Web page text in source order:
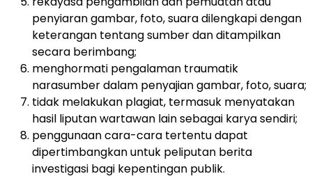
penyiaran gambar, foto, suara dilengkapi dengan
keterangan tentang sumber dan ditampilkan
secara berimbang;
menghormati pengalaman traumatik
narasumber dalam penyajian gambar, foto, suara;
tidak melakukan plagiat, termasuk menyatakan
hasil liputan wartawan lain sebagai karya sendiri;
penggunaan cara-cara tertentu dapat
dipertimbangkan untuk peliputan berita
investigasi bagi kepentingan publik.